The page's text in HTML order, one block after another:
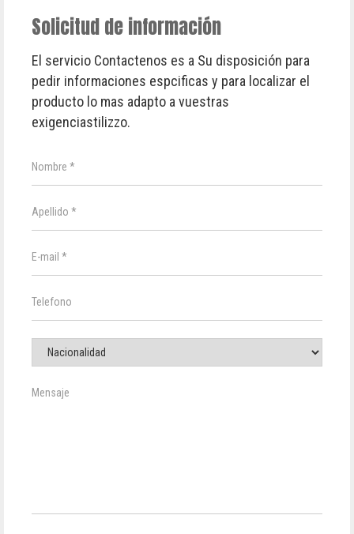
Solicitud de información
El servicio Contactenos es a Su disposición para
pedir informaciones espcificas y para localizar el
producto lo mas adapto a vuestras
exigenciastilizzo.